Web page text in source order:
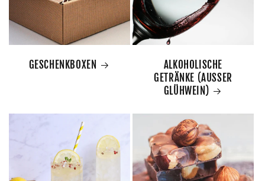
GESCHENKBOXEN
ALKOHOLISCHE
GETRÄNKE (AUSSER
GLÜHWEIN)